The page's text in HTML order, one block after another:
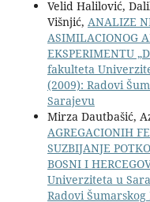
Velid Halilović,
Višnjić, ANALIZE
ASIMILACIONOG
EKSPERIMENTU
fakulteta
(2009): Radovi
Sarajevu
Mirza Dautbašić,
AGREGACIONIH
SUZBIJANJE
BOSNI I
Univerziteta u
Radovi